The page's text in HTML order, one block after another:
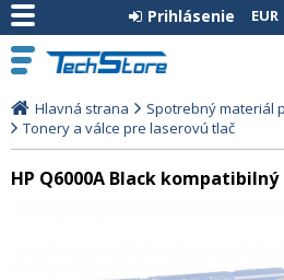
EUR
Prihlásenie
Hlavná strana
Spotrebný materiál
Tonery a válce pre laserovú tlač
HP Q6000A Black